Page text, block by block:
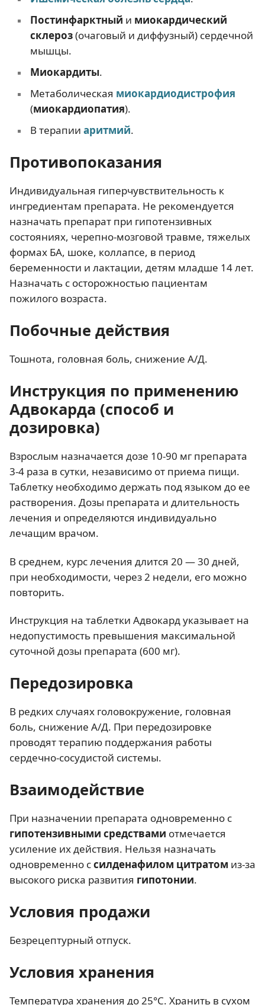
Постинфарктный и миокардический
склероз(очаговый и диффузный) сердечной
мышцы.
Миокардиты.
Метаболическая миокардиодистрофия
(миокардиопатия).
В терапии аритмий.
Противопоказания
Индивидуальная гиперчувствительность к
ингредиентам препарата. Не рекомендуется
назначать препарат при гипотензивных
состояниях, черепно-мозговой травме, тяжелых
формах БА, шоке, коллапсе, в период
беременности и лактации, детям младше 14 лет.
Назначать с осторожностью пациентам
пожилого возраста.
Побочные действия
Тошнота, головная боль, снижение А/Д.
Инструкция по применению
Адвокарда (способ и
дозировка)
Взрослым назначается дозе 10-90 мг препарата
3-4 раза в сутки, независимо от приема пищи.
Таблетку необходимо держать под языком до ее
растворения. Дозы препарата и длительность
лечения и определяются индивидуально
лечащим врачом.
В среднем, курс лечения длится 20 — 30 дней,
при необходимости, через 2 недели, его можно
повторить.
Инструкция на таблетки Адвокард указывает на
недопустимость превышения максимальной
суточной дозы препарата (600 мг).
Передозировка
В редких случаях головокружение, головная
боль, снижение А/Д. При передозировке
проводят терапию поддержания работы
сердечно-сосудистой системы.
Взаимодействие
При назначении препарата одновременно с
гипотензивными средствами отмечается
усиление их действия. Нельзя назначать
одновременно ссилденафилом цитратом из-за
высокого риска развития гипотонии.
Условия продажи
Безрецептурный отпуск.
Условия хранения
Температура хранения до 25°C. Хранить в сухом